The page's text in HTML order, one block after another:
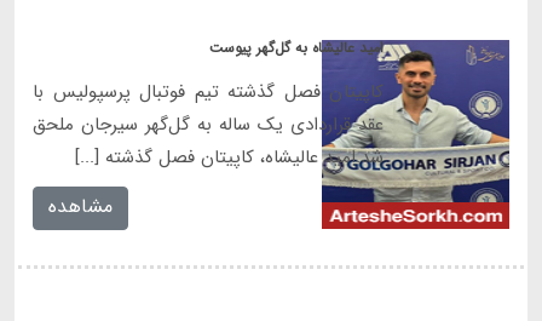
امید عالیشاه به گل‌گهر پیوست
کاپیتان فصل گذشته تیم فوتبال پرسپولیس با
عقد قراردادی یک ساله به گل‌گهر سیرجان ملحق
شد.امید عالیشاه، کاپیتان فصل گذشته [...]
مشاهده